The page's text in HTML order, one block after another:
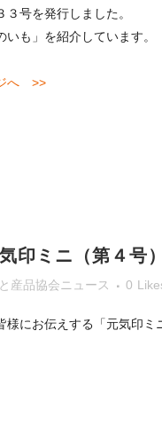
号を発行しました。
も」を紹介しています。
へ >>
気印ミニ（第４号
産品協会ニュース 0
様にお伝えする「元気印